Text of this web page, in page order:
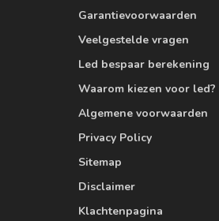
Garantievoorwaarden
Veelgestelde vragen
Led bespaar berekening
Waarom kiezen voor led?
Algemene voorwaarden
Privacy Policy
Sitemap
Disclaimer
Klachtenpagina